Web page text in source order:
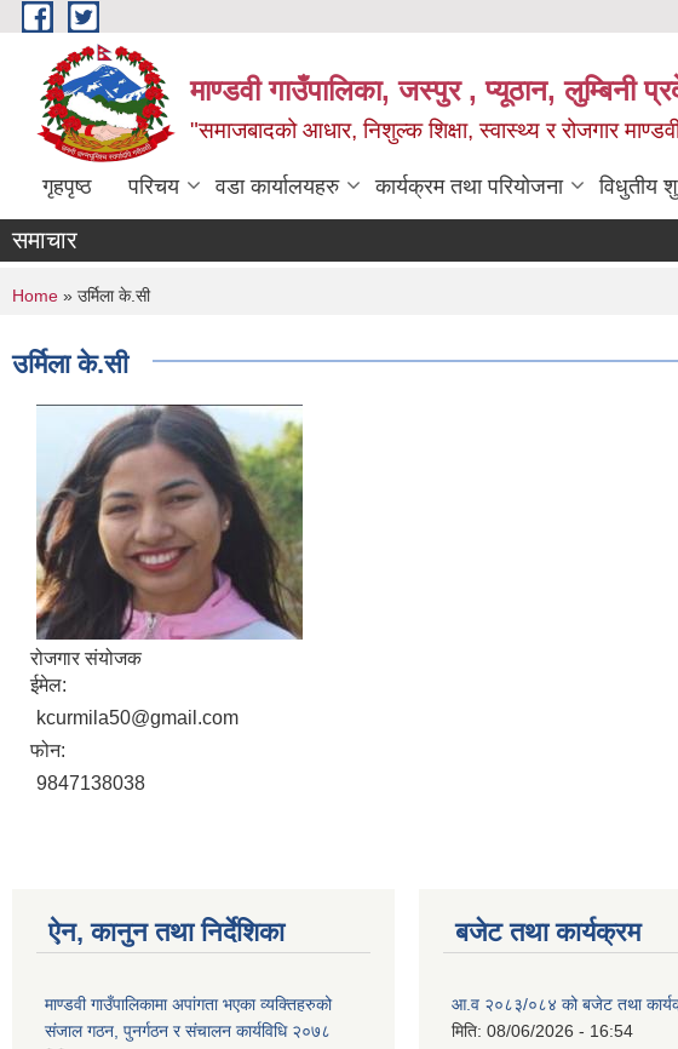
Skip to main content
माण्डवी गाउँपालिका, जस्पुर , प्यूठान, लुम्बिनी
"समाजबादको आधार, निशुल्क शिक्षा, स्वास्थ्य र रोजगार
गृहपृष्ठ परिचय वडा कार्यालयहरु कार्यक्रम तथा परियोजना विधुतीय
समाचार
You are here
Home » उर्मिला के.सी
उर्मिला के.सी
रोजगार संयोजक
ईमेल:
kcurmila50@gmail.com
फोन:
9847138038
ऐन, कानुन तथा निर्देशिका
माण्डवी गाउँपालिकामा अपांगता भएका व्यक्तिहरुको
संजाल गठन, पुनर्गठन र संचालन कार्यविधि २०७८
बजेट तथा कार्यक्रम
आ.व २०८३/०८४ को बजेट तथा
मिति: 08/06/2026 - 16:54